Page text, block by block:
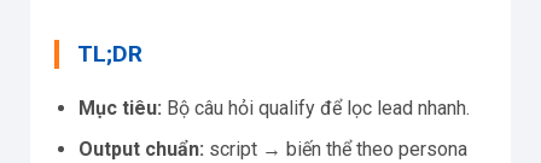
TL;DR
Mục tiêu: Bộ câu hỏi qualify để lọc lead nhanh.
Output chuẩn: script → biến thể theo persona